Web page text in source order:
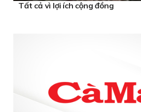
Tất cả vì lợi ích cộng đồng